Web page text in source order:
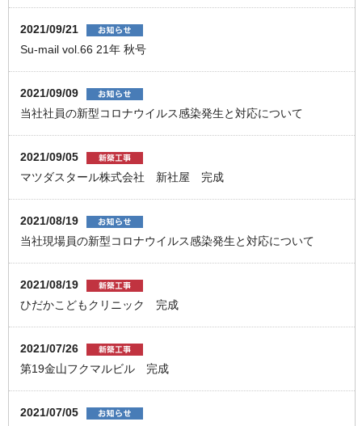
2021/09/21
Su-mail vol.66 21年 秋号
2021/09/09
当社社員の新型コロナウイルス感染発生と対応について
2021/09/05
マツダスタール株式会社 新社屋 完成
2021/08/19
当社現場員の新型コロナウイルス感染発生と対応について
2021/08/19
ひだかこどもクリニック 完成
2021/07/26
第19金山フクマルビル 完成
2021/07/05